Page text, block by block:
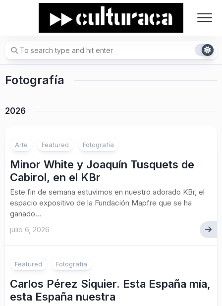
Fotografía
2026
Arte Featured Fotografía
Minor White y Joaquín Tusquets de
Cabirol, en el KBr
Este fin de semana estuvimos en nuestro adorado KBr, el
espacio expositivo de la Fundación Mapfre que se ha
ganado...
julio 6, 2026
Featured Fotografía
Carlos Pérez Siquier. Esta España mía,
esta España nuestra